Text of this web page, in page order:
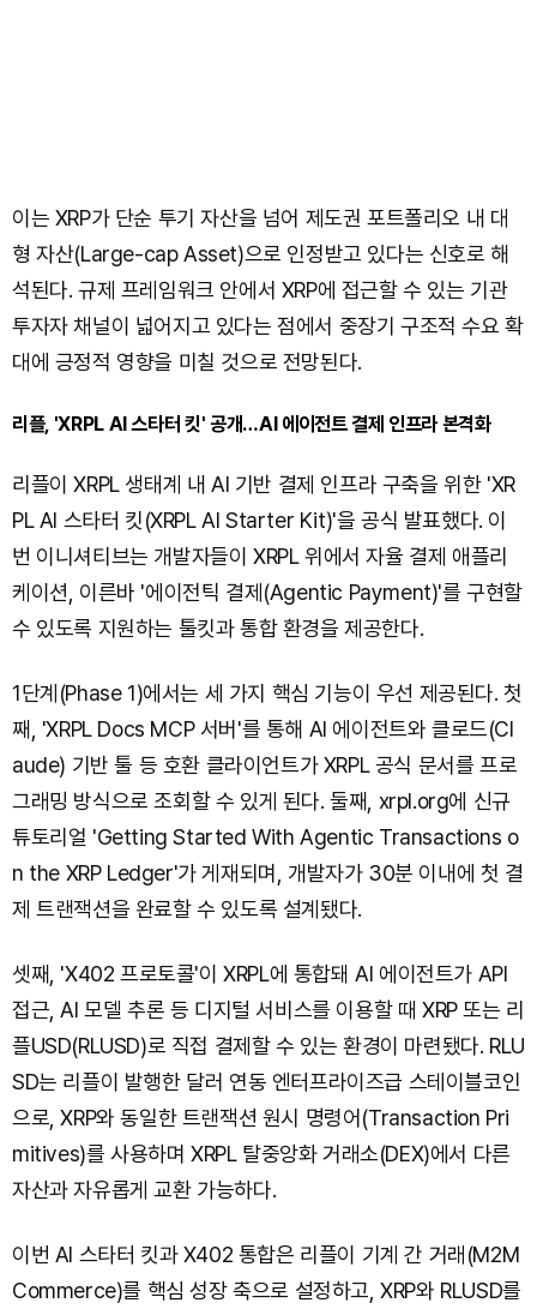
이는 XRP가 단순 투기 자산을 넘어 제도권 포트폴리오 내 대
형 자산(Large-cap Asset)으로 인정받고 있다는 신호로 해
석된다. 규제 프레임워크 안에서 XRP에 접근할 수 있는 기관
투자자 채널이 넓어지고 있다는 점에서 중장기 구조적 수요 확
대에 긍정적 영향을 미칠 것으로 전망된다.
리플, 'XRPL AI 스타터 킷' 공개…AI 에이전트 결제 인프라 본격화
리플이 XRPL 생태계 내 AI 기반 결제 인프라 구축을 위한 'XR
PL AI 스타터 킷(XRPL AI Starter Kit)'을 공식 발표했다. 이
번 이니셔티브는 개발자들이 XRPL 위에서 자율 결제 애플리
케이션, 이른바 '에이전틱 결제(Agentic Payment)'를 구현할
수 있도록 지원하는 툴킷과 통합 환경을 제공한다.
1단계(Phase 1)에서는 세 가지 핵심 기능이 우선 제공된다. 첫
째, 'XRPL Docs MCP 서버'를 통해 AI 에이전트와 클로드(Cl
aude) 기반 툴 등 호환 클라이언트가 XRPL 공식 문서를 프로
그래밍 방식으로 조회할 수 있게 된다. 둘째, xrpl.org에 신규
튜토리얼 'Getting Started With Agentic Transactions o
n the XRP Ledger'가 게재되며, 개발자가 30분 이내에 첫 결
제 트랜잭션을 완료할 수 있도록 설계됐다.
셋째, 'X402 프로토콜'이 XRPL에 통합돼 AI 에이전트가 API
접근, AI 모델 추론 등 디지털 서비스를 이용할 때 XRP 또는 리
플USD(RLUSD)로 직접 결제할 수 있는 환경이 마련됐다. RLU
SD는 리플이 발행한 달러 연동 엔터프라이즈급 스테이블코인
으로, XRP와 동일한 트랜잭션 원시 명령어(Transaction Pri
mitives)를 사용하며 XRPL 탈중앙화 거래소(DEX)에서 다른
자산과 자유롭게 교환 가능하다.
이번 AI 스타터 킷과 X402 통합은 리플이 기계 간 거래(M2M
Commerce)를 핵심 성장 축으로 설정하고, XRP와 RLUSD를